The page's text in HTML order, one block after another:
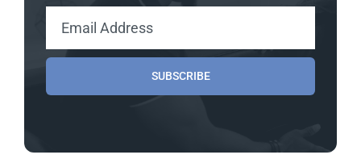
SUBSCRIBE